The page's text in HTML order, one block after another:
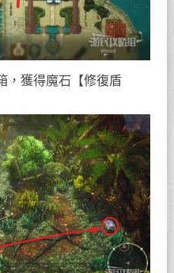
，獲得魔石【修復盾